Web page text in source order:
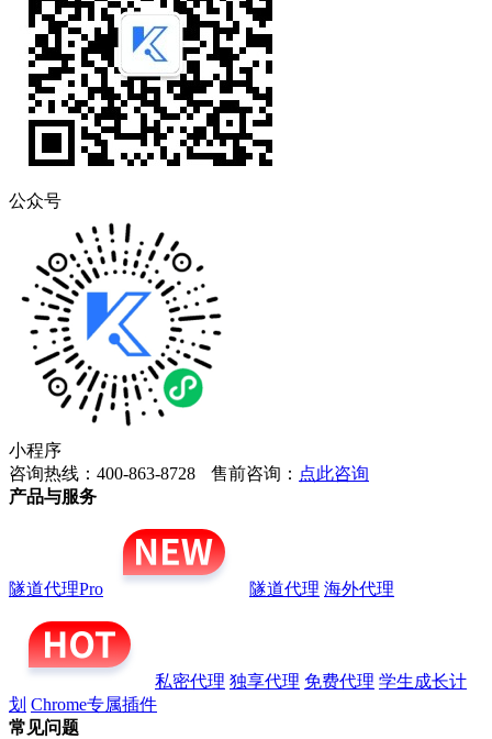
公众号
小程序
咨询热线：400-863-8728
售前咨询： 点此咨询
产品与服务
隧道代理Pro 隧道代理 海外代理
私密代理 独享代理 免费代理 学生成长计
划 Chrome专属插件
常见问题